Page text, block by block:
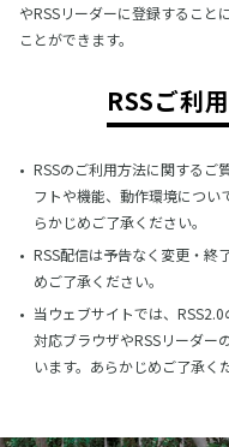
やRSSリーダーに登録すること
ことができます。
RSSご利
RSSのご利用方法に関するご
フトや機能、動作環境につい
らかじめご了承ください。
RSS配信は予告なく変更・終
めご了承ください。
当ウェブサイトでは、
対応ブラウザやRSSリーダー
います。あらかじめご了承く